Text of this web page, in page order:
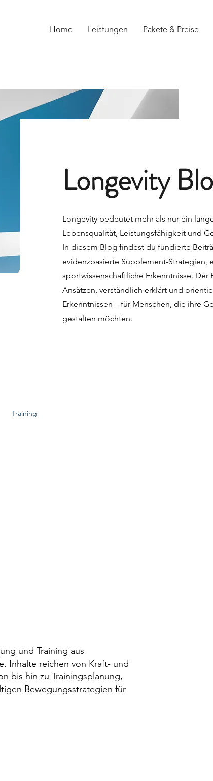
Home Leistungen Pakete & Preise
Longevity
Longevity bedeutet mehr als nur ein
Lebensqualität, Leistungsfähigkeit und
In diesem Blog findest du fundierte
evidenzbasierte Supplement-Strategien,
sportwissenschaftliche Erkenntnisse. Der
Ansätzen, verständlich erklärt und
Erkenntnissen – für Menschen, die ihre
gestalten möchten.
Training
und Training aus
Inhalte reichen von Kraft- und
bis hin zu Trainingsplanung,
Bewegungsstrategien für